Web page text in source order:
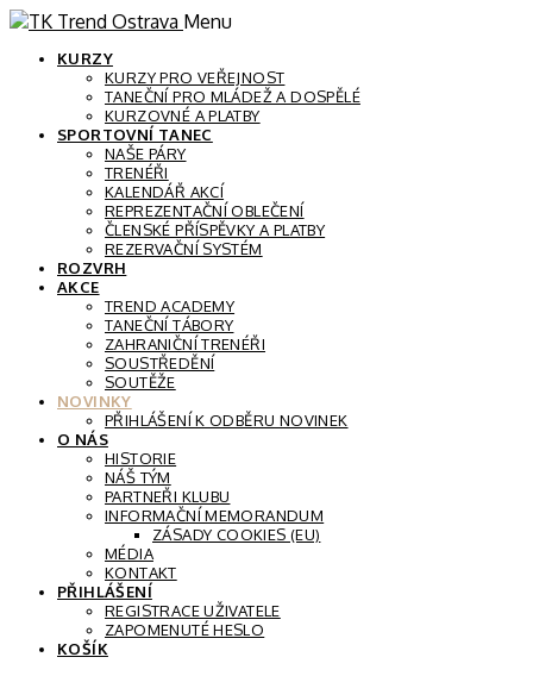
Menu
KURZY
KURZY PRO VEŘEJNOST
TANEČNÍ PRO MLÁDEŽ A DOSPĚLÉ
KURZOVNÉ A PLATBY
SPORTOVNÍ TANEC
NAŠE PÁRY
TRENÉŘI
KALENDÁŘ AKCÍ
REPREZENTAČNÍ OBLEČENÍ
ČLENSKÉ PŘÍSPĚVKY A PLATBY
REZERVAČNÍ SYSTÉM
ROZVRH
AKCE
TREND ACADEMY
TANEČNÍ TÁBORY
ZAHRANIČNÍ TRENÉŘI
SOUSTŘEDĚNÍ
SOUTĚŽE
NOVINKY
PŘIHLÁŠENÍ K ODBĚRU NOVINEK
O NÁS
HISTORIE
NÁŠ TÝM
PARTNEŘI KLUBU
INFORMAČNÍ MEMORANDUM
ZÁSADY COOKIES (EU)
MÉDIA
KONTAKT
PŘIHLÁŠENÍ
REGISTRACE UŽIVATELE
ZAPOMENUTÉ HESLO
KOŠÍK